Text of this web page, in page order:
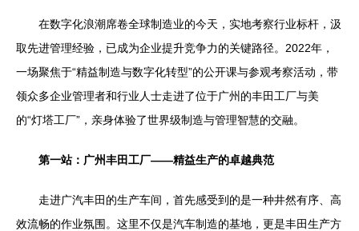
在数字化浪潮席卷全球制造业的今天，实地考察行业标杆，汲
取先进管理经验，已成为企业提升竞争力的关键路径。2022年，
一场聚焦于“精益制造与数字化转型”的公开课与参观考察活动，带
领众多企业管理者和行业人士走进了位于广州的丰田工厂与美
的“灯塔工厂”，亲身体验了世界级制造与管理智慧的交融。
第一站：广州丰田工厂——精益生产的卓越典范
走进广汽丰田的生产车间，首先感受到的是一种井然有序、高
效流畅的作业氛围。这里不仅是汽车制造的基地，更是丰田生产方